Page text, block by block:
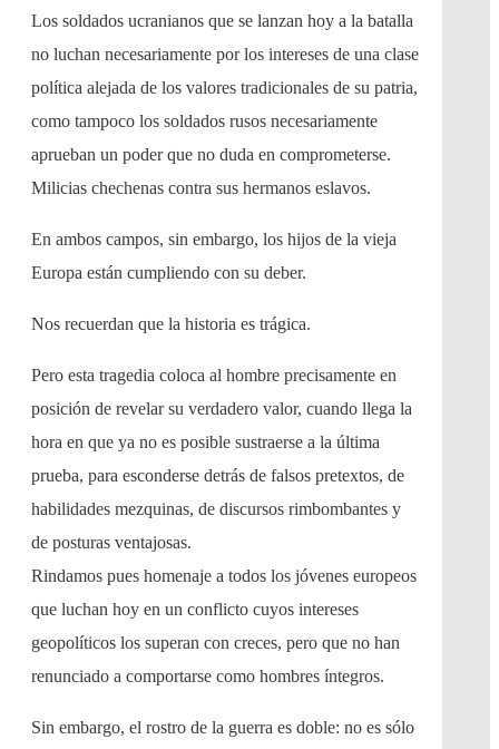
Los soldados ucranianos que se lanzan hoy a la batalla
no luchan necesariamente por los intereses de una clase
política alejada de los valores tradicionales de su patria,
como tampoco los soldados rusos necesariamente
aprueban un poder que no duda en comprometerse.
Milicias chechenas contra sus hermanos eslavos.
En ambos campos, sin embargo, los hijos de la vieja
Europa están cumpliendo con su deber.
Nos recuerdan que la historia es trágica.
Pero esta tragedia coloca al hombre precisamente en
posición de revelar su verdadero valor, cuando llega la
hora en que ya no es posible sustraerse a la última
prueba, para esconderse detrás de falsos pretextos, de
habilidades mezquinas, de discursos rimbombantes y
de posturas ventajosas.
Rindamos pues homenaje a todos los jóvenes europeos
que luchan hoy en un conflicto cuyos intereses
geopolíticos los superan con creces, pero que no han
renunciado a comportarse como hombres íntegros.
Sin embargo, el rostro de la guerra es doble: no es sólo